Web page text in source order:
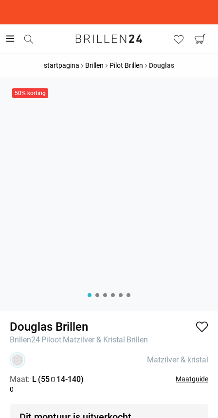
startpagina Brillen Pilot Brillen Douglas
50% korting
Douglas Brillen
Brillen24 Piloot Matzilver & Kristal Brillen
Matzilver & kristal
Maat: L (55 14-140)
Maatguide
0